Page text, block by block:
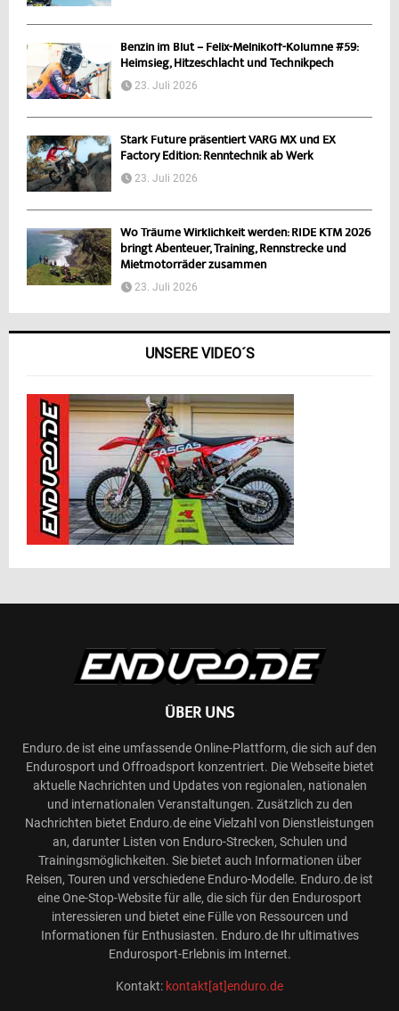
Benzin im Blut – Felix-Melnikoff-Kolumne #59:
Heimsieg, Hitzeschlacht und Technikpech
23. Juli 2026
Stark Future präsentiert VARG MX und EX
Factory Edition: Renntechnik ab Werk
23. Juli 2026
Wo Träume Wirklichkeit werden: RIDE KTM 2026
bringt Abenteuer, Training, Rennstrecke und
Mietmotorräder zusammen
23. Juli 2026
UNSERE VIDEO´S
ÜBER UNS
Enduro.de ist eine umfassende Online-Plattform, die sich auf den
Endurosport und Offroadsport konzentriert. Die Webseite bietet
aktuelle Nachrichten und Updates von regionalen, nationalen
und internationalen Veranstaltungen. Zusätzlich zu den
Nachrichten bietet Enduro.de eine Vielzahl von Dienstleistungen
an, darunter Listen von Enduro-Strecken, Schulen und
Trainingsmöglichkeiten. Sie bietet auch Informationen über
Reisen, Touren und verschiedene Enduro-Modelle. Enduro.de ist
eine One-Stop-Website für alle, die sich für den Endurosport
interessieren und bietet eine Fülle von Ressourcen und
Informationen für Enthusiasten. Enduro.de Ihr ultimatives
Endurosport-Erlebnis im Internet.
Kontakt: kontakt[at]enduro.de